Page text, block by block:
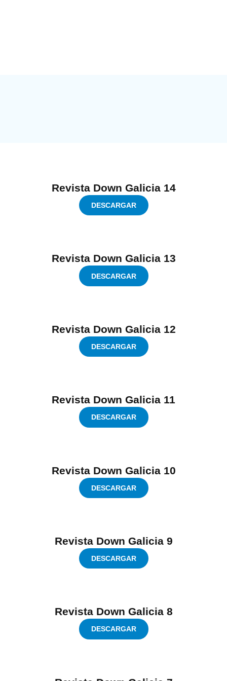
Revista Down Galicia 14
DESCARGAR
Revista Down Galicia 13
DESCARGAR
Revista Down Galicia 12
DESCARGAR
Revista Down Galicia 11
DESCARGAR
Revista Down Galicia 10
DESCARGAR
Revista Down Galicia 9
DESCARGAR
Revista Down Galicia 8
DESCARGAR